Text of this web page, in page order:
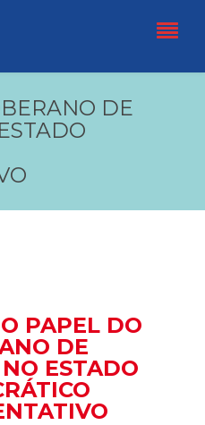
DE
O PAPEL DO
DE
ESTADO